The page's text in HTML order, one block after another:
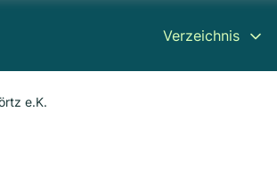
Verzeichnis
e.K.